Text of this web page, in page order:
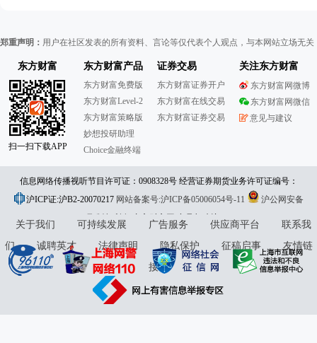
郑重声明： 用户在社区发表的所有资料、言论等仅代表个人观点，与本网站立场无
东方财富
扫一扫下载APP
东方财富产品
东方财富免费版
东方财富Level-2
东方财富策略版
妙想投研助理
Choice金融终端
证券交易
东方财富证券开户
东方财富在线交易
东方财富证券交易
关注东方财富
东方财富网微博
东方财富网微信
意见与建议
信息网络传播视听节目许可证：0908328号 经营证券期货业务许可证编号：
913101046312860336 违法和不良信息举报:021-61278686 举报邮箱：
jubao@eastmoney.com
沪ICP证:沪B2-20070217 网站备案号:沪ICP备05006054号-11
沪公网安备
31010402000120号版权所有:东方财富网意见与建议:4000300059/952500
关于我们 可持续发展 广告服务 供应商平台
联系我
们
诚聘英才 法律声明 隐私保护 征稿启事
友情链
接